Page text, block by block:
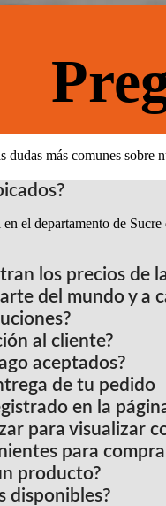
dudas más comunes
el departamento de
los precios de
del mundo y a
al cliente?
aceptados?
de tu pedido
en la
para visualizar
para
producto?
disponibles?